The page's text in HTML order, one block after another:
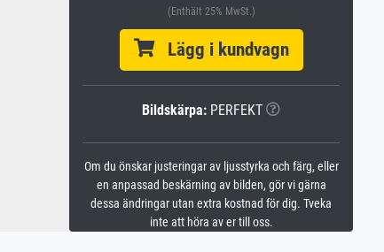
(Enthält 25% MwSt.)
Lägg i kundvagn
Bildskärpa: PERFEKT
Om du önskar justeringar av ljusstyrka och färg, eller
en anpassad beskärning av bilden, gör vi gärna
dessa ändringar utan extra kostnad för dig. Tveka
inte att höra av er till oss.